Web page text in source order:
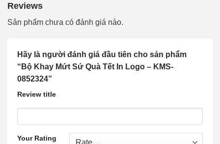
Reviews
Sản phẩm chưa có đánh giá nào.
Hãy là người đánh giá đầu tiên cho sản phẩm
“Bộ Khay Mứt Sứ Quà Tết In Logo – KMS-
0852324”
Review title
Your Rating